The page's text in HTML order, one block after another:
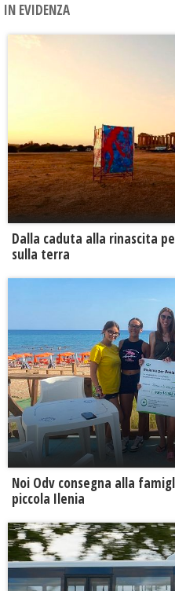
IN EVIDENZA
Dalla caduta alla rinascita
sulla terra
Noi Odv consegna alla
piccola Ilenia